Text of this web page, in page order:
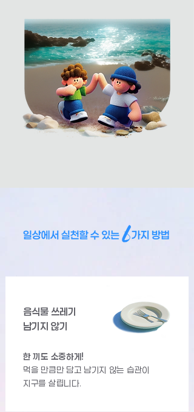
음식물 쓰레기
남기지 않기
한 끼도 소중하게!
먹을 만큼만 담고 남기지 않는 습관이
지구를 살립니다.